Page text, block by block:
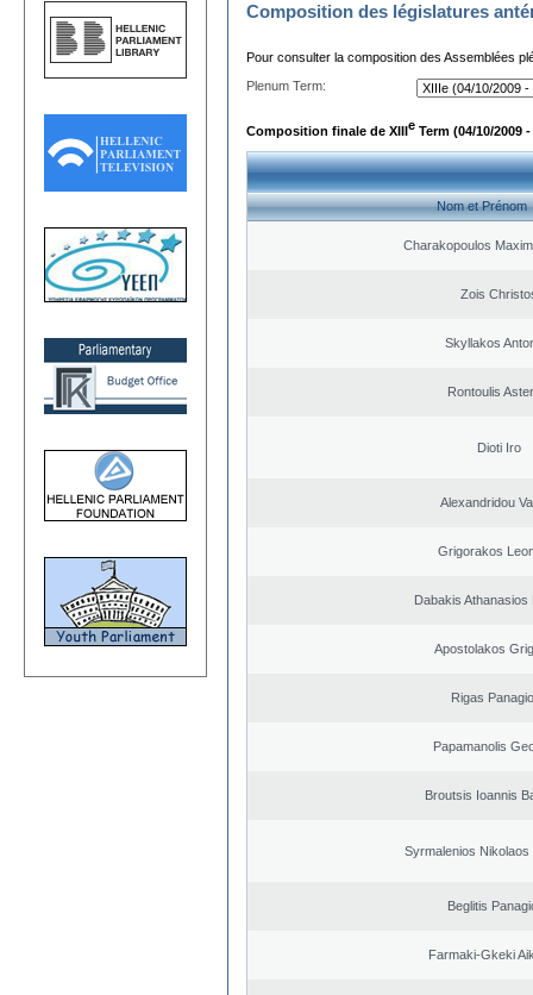
Composition des législatures
Pour consulter la composition des Assemblées
Plenum Term:
Composition finale de XIIIe Term (04/10/2009 -
Nom et Prénom
Charakopoulos
Zois
Skyllakos
Rontoulis
Dioti Iro
Alexandridou
Grigorakos
Dabakis Athanasios
Apostolakos
Rigas
Papamanolis
Broutsis Ioannis
Syrmalenios Nikolaos
Beglitis
Farmaki-Gkeki